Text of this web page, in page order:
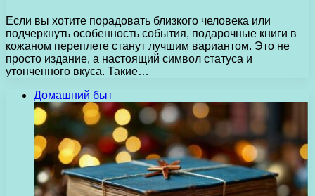
Если вы хотите порадовать близкого человека или
подчеркнуть особенность события, подарочные книги в
кожаном переплете станут лучшим вариантом. Это не
просто издание, а настоящий символ статуса и
утонченного вкуса. Такие…
Домашний быт